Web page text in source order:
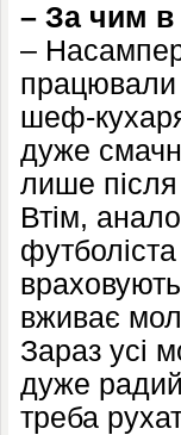
– За чим в
–
працювали
шеф-
дуже
лише
Втім,
вживає
Зараз усі
дуже
треба